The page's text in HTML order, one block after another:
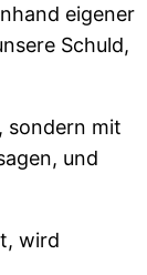
eigener
Schuld,
sondern mit
und
wird